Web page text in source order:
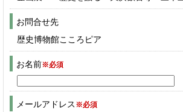
お問合せ先
歴史博物館こころピア
お名前※必須
メールアドレス ※必須